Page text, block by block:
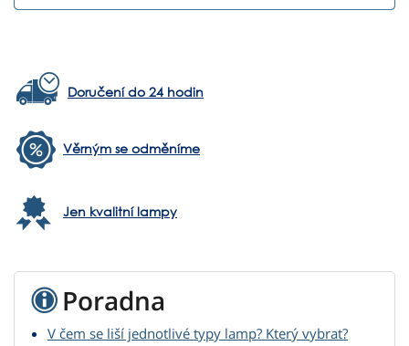
Doručení do 24 hodin
Věrným se odměníme
Jen kvalitní lampy
Poradna
V čem se liší jednotlivé typy lamp? Který vybrat?